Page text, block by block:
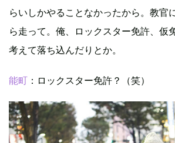
らいしかやることなかったから。教官
ら走って。俺、ロックスター免許、仮
考えて落ち込んだりとか。
能町 ：ロックスター免許？（笑）